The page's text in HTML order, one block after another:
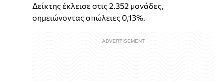
Δείκτης έκλεισε στις 2.352 μονάδες,
σημειώνοντας απώλειες 0,13%.